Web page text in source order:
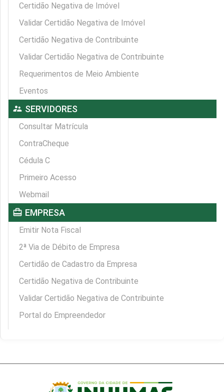
Certidão Negativa de Imóvel
Validar Certidão Negativa de Imóvel
Certidão Negativa de Contribuinte
Validar Certidão Negativa de Contribuinte
Requerimentos de Meio Ambiente
Eventos
supervisor_account SERVIDORES
Consultar Matrícula
ContraCheque
Cédula C
Primeiro Acesso
Webmail
card_travel EMPRESA
Emitir Nota Fiscal
2ª Via de Débito de Empresa
Certidão de Cadastro da Empresa
Certidão Negativa de Contribuinte
Validar Certidão Negativa de Contribuinte
Portal do Empreendedor